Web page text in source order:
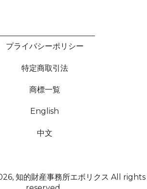
プライバシーポリシー
特定商取引法
商標一覧
English
中文
知的財産事務所エボリクス All rights